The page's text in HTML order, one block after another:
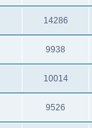
14286
9938
10014
9526